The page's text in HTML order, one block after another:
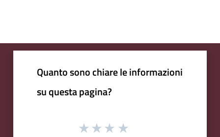
Quanto sono chiare le informazioni
su questa pagina?